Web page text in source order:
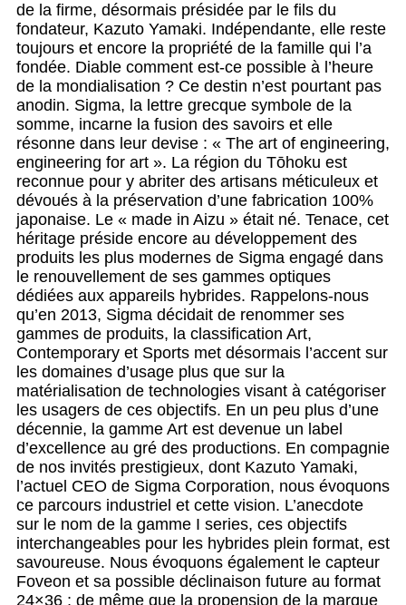
de la firme, désormais présidée par le fils du
fondateur, Kazuto Yamaki. Indépendante, elle reste
toujours et encore la propriété de la famille qui l’a
fondée. Diable comment est-ce possible à l’heure
de la mondialisation ? Ce destin n’est pourtant pas
anodin. Sigma, la lettre grecque symbole de la
somme, incarne la fusion des savoirs et elle
résonne dans leur devise : « The art of engineering,
engineering for art ». La région du Tōhoku est
reconnue pour y abriter des artisans méticuleux et
dévoués à la préservation d’une fabrication 100%
japonaise. Le « made in Aizu » était né. Tenace, cet
héritage préside encore au développement des
produits les plus modernes de Sigma engagé dans
le renouvellement de ses gammes optiques
dédiées aux appareils hybrides. Rappelons-nous
qu’en 2013, Sigma décidait de renommer ses
gammes de produits, la classification Art,
Contemporary et Sports met désormais l’accent sur
les domaines d’usage plus que sur la
matérialisation de technologies visant à catégoriser
les usagers de ces objectifs. En un peu plus d’une
décennie, la gamme Art est devenue un label
d’excellence au gré des productions. En compagnie
de nos invités prestigieux, dont Kazuto Yamaki,
l’actuel CEO de Sigma Corporation, nous évoquons
ce parcours industriel et cette vision. L’anecdote
sur le nom de la gamme I series, ces objectifs
interchangeables pour les hybrides plein format, est
savoureuse. Nous évoquons également le capteur
Foveon et sa possible déclinaison future au format
24×36 ; de même que la propension de la marque